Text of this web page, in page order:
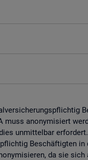
muss an­ony­mi­siert
un­mit­tel­bar
Be­schäf­tig­ten in
da sie sich